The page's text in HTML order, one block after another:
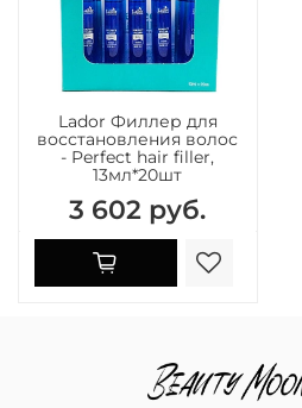
Lador Филлер для
восстановления волос
- Perfect hair filler,
13мл*20шт
3 602 руб.